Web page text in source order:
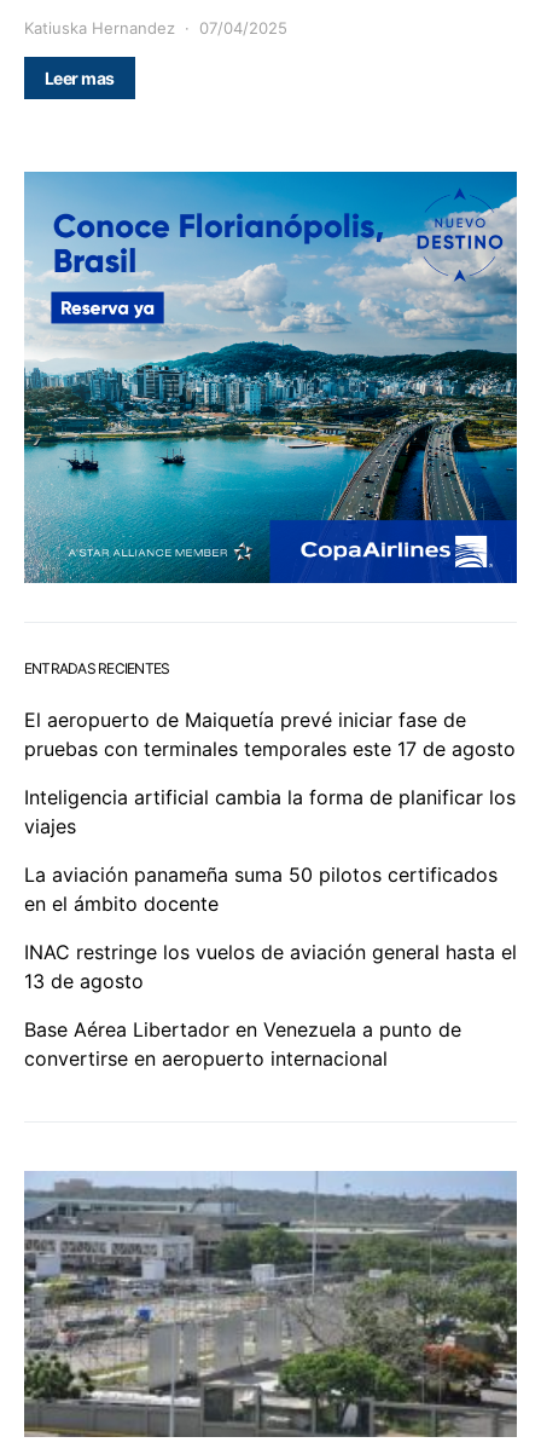
Katiuska Hernandez 07/04/2025
Leer mas
ENTRADAS RECIENTES
El aeropuerto de Maiquetía prevé iniciar fase de
pruebas con terminales temporales este 17 de agosto
Inteligencia artificial cambia la forma de planificar los
viajes
La aviación panameña suma 50 pilotos certificados
en el ámbito docente
INAC restringe los vuelos de aviación general hasta el
13 de agosto
Base Aérea Libertador en Venezuela a punto de
convertirse en aeropuerto internacional